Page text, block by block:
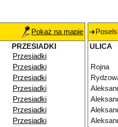
Pokaż na mapie
PRZESIADKI
Przesiadki
Przesiadki
Przesiadki
Przesiadki
Przesiadki
Przesiadki
Przesiadki
ULICA
Rojna